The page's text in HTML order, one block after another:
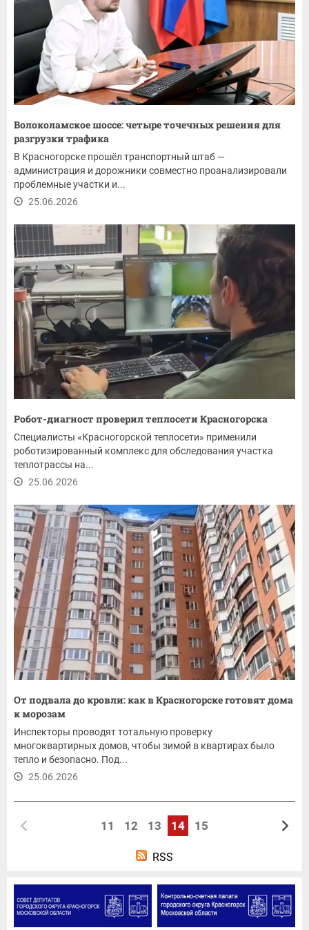
Волоколамское шоссе: четыре точечных решения для
разгрузки трафика
В Красногорске прошёл транспортный штаб —
администрация и дорожники совместно проанализировали
проблемные участки и...
25.06.2026
Робот-диагност проверил теплосети Красногорска
Специалисты «Красногорской теплосети» применили
роботизированный комплекс для обследования участка
теплотрассы на...
25.06.2026
От подвала до кровли: как в Красногорске готовят дома
к морозам
Инспекторы проводят тотальную проверку
многоквартирных домов, чтобы зимой в квартирах было
тепло и безопасно. Под...
25.06.2026
11 12 13 14 15
RSS